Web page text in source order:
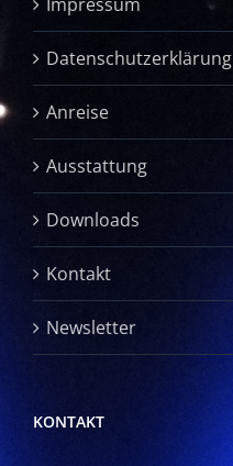
Datenschutzerklärung
Anreise
Ausstattung
Downloads
Kontakt
Newsletter
KONTAKT